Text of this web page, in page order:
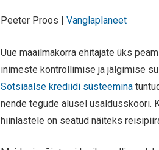
Peeter Proos |Vanglaplaneet
Uue maailmakorra ehitajate üks
inimeste kontrollimise ja jälgimise
Sotsiaalse krediidi süsteemina
nende tegude alusel usaldusskoori.
hiinlastele on seatud näiteks